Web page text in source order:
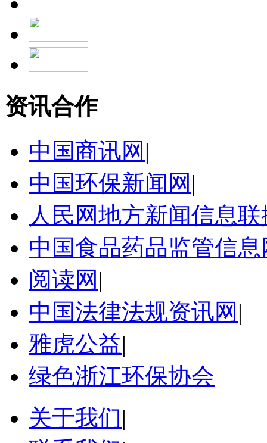
资讯合作
中国商讯网 |
中国环保新闻网 |
人民网地方新闻信息联
中国食品药品监管信息
阅读网 |
中国法律法规资讯网 |
雅虎公益|
绿色浙江环保协会
关于我们|